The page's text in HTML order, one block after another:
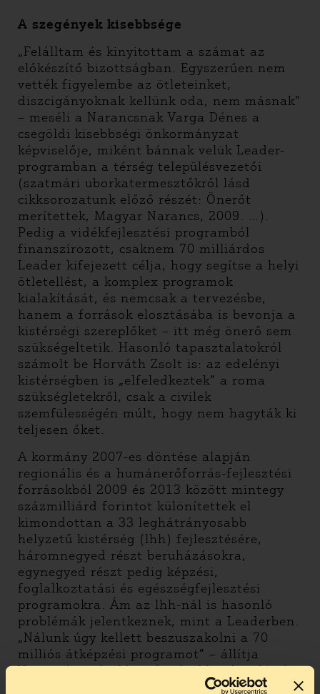
A szegények kisebbsége
„Felálltam és kinyitottam a számat az
előkészítő bizottságban. Egyszerűen nem
vették figyelembe az ötleteinket,
diszcigányoknak kellünk oda, nem másnak”
– meséli a Narancsnak Varga Dénes a
csegöldi kisebbségi önkormányzat
képviselője, miként bánnak velük Leader-
programban a térség településvezetői
(szatmári uborkatermesztőkről lásd
cikksorozatunk előző részét: Önerőt
merítettek, Magyar Narancs, 2009. …).
Pedig a vidékfejlesztési programból
finanszírozott, csaknem 70 milliárdos
Leader kifejezett célja, hogy segítse a helyi
ötletellést, a komplex programok
kialakítását, és nemcsak a tervezésbe,
hanem a források elosztásába is bevonja a
kistérségi szereplőket – itt még önerő sem
szükségeltetik. Hasonló tapasztalatokról
számolt be Horváth Zsolt is: az edelényi
kistérségben is „elfeledkeztek” a roma
szükségletekről, csak a civilek
szemfülességén múlt, hogy nem hagyták ki
teljesen őket.
A kormány 2007-es döntése alapján
regionális és a humánerőforrás-fejlesztési
forrásokból 2009 és 2013 között mintegy
százmilliárd forintot különítettek el
kimondottan a 33 leghátrányosabb
helyzetű kistérség (lhh) fejlesztésére,
háromnegyed részt beruházásokra,
egynegyed részt pedig képzési,
foglalkoztatási és egészségfejlesztési
programokra. Ám az lhh-nál is hasonló
problémák jelentkeznek, mint a Leaderben.
„Nálunk úgy kellett beszuszakolni a 70
milliós átképzési programot” – állítja
Varga. Az erősebb, tehetősebb települések
elviszik a nagyobb pénzeket, a romák által